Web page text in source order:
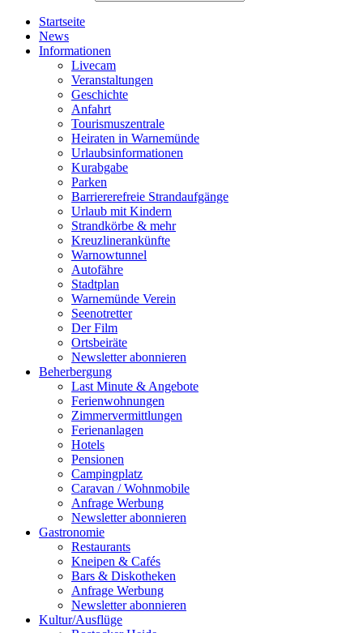
Startseite
News
Informationen
Livecam
Veranstaltungen
Geschichte
Anfahrt
Tourismuszentrale
Heiraten in Warnemünde
Urlaubsinformationen
Kurabgabe
Parken
Barriererefreie Strandaufgänge
Urlaub mit Kindern
Strandkörbe & mehr
Kreuzlinerankünfte
Warnowtunnel
Autofähre
Stadtplan
Warnemünde Verein
Seenotretter
Der Film
Ortsbeiräte
Newsletter abonnieren
Beherbergung
Last Minute & Angebote
Ferienwohnungen
Zimmervermittlungen
Ferienanlagen
Hotels
Pensionen
Campingplatz
Caravan / Wohnmobile
Anfrage Werbung
Newsletter abonnieren
Gastronomie
Restaurants
Kneipen & Cafés
Bars & Diskotheken
Anfrage Werbung
Newsletter abonnieren
Kultur/Ausflüge